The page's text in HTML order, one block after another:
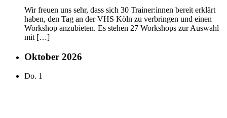
Wir freuen uns sehr, dass sich 30 Trainer:innen bereit erklärt
haben, den Tag an der VHS Köln zu verbringen und einen
Workshop anzubieten. Es stehen 27 Workshops zur Auswahl
mit […]
Oktober 2026
Do. 1